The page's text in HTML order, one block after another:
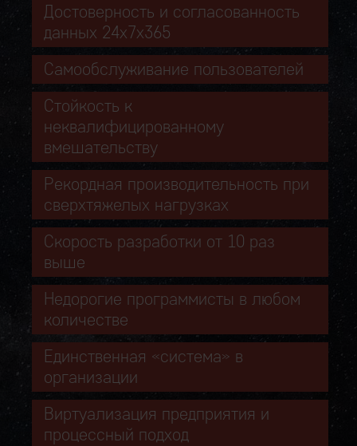
Достоверность и согласованность
данных 24х7х365
Самообслуживание пользователей
Стойкость к
неквалифицированному
вмешательству
Рекордная производительность при
сверхтяжелых нагрузках
Скорость разработки от 10 раз
выше
Недорогие программисты в любом
количестве
Единственная «система» в
организации
Виртуализация предприятия и
процессный подход